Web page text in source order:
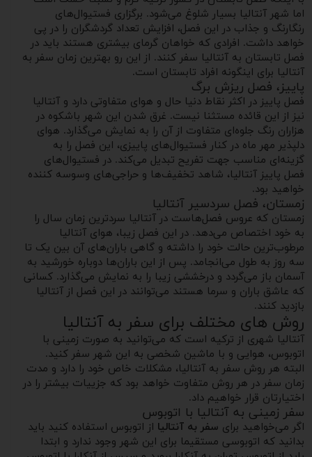
اما شهر آنتالیا بسیار شلوغ می‌شود. برگزاری فستیوال‌های
رنگارنگ و جذاب در این فصل، افزایش تعداد گردشگران را در پی
خواهد داشت. افرادی که خواهان گرمای بیشتری هستند باید در
فصل تابستان به آنتالیا سفر کنند. از این رو بهترین زمان سفر به
آنتالیا برای اینگونه افراد تابستان است.
پاییز، فصل ریزش برگ
فصل پاییز در اکثر نقاط دنیا حال و هوای متفاوتی دارد و آنتالیا
نیز از این قائده مستثنا نیست. غرق شدن این شهر باشکوه در
هزاران رنگ جلوه‌ای متفاوت از آن را به نمایش می‌گذارد. هوای
دلپذیر مهر ماه در کنار فستیوال‌های پاییزی، این فصل را به
گزینه‌ای مناسب جهت تفریح تبدیل می‌کند. در فستیوال‌های
فصل پاییز آنتالیا، شاهد تخفیف‌ها و حراجی‌های وسوسه‌ کننده
خواهید بود.
زمستان، فصل سردسیر آنتالیا
زمستان که عروس فصل‌هاست در آنتالیا سردترین زمان سال را
به خود اختصاص می‌دهد. در این فصل زیبا، هوای آنتالیا
مرطوب‌ترین حالت خود را داشته و گاهی‌ باران‌های آن بین یک تا
سه روز به طول می‌انجامد. پس از این باران‌ها دوباره خورشید به
آسمان باز می‌گردد و درخششی زیبا را به نمایش می‌گذارد. کسانی
که عاشق باران و سرما هستند می‌توانند در این فصل از آنتالیا
بازدید کنند.
روش های مختلف برای سفر به آنتالیا
آنتالیا شهری از ترکیه است که می‌توانید به صورت زمینی با
اتوبوس، هوایی و با ماشین شخصی به این شهر سفر کنید.
البته هر روش سفر به آنتالیا، مشکلات خاص خود را دارد و مدت
زمان سفر در هر روش متفاوت خواهد بود که جزییات بیشتر را در
اختیارتان قرار خواهیم داد.
سفر زمینی به آنتالیا با اتوبوس
اگر می‌خواهید برای سفر به آنتالیا از اتوبوس استفاده کنید باید
بدانید که اتوبوسی مستقیما برای این شهر وجود ندارد و ابتدا